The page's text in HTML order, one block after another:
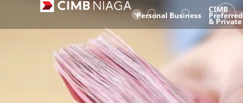
Personal Business
CIMB
Preferred
& Private